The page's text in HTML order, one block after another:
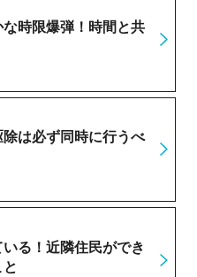
時限爆弾！時間と共
は必ず同時に行うべ
る！近隣住民ができ